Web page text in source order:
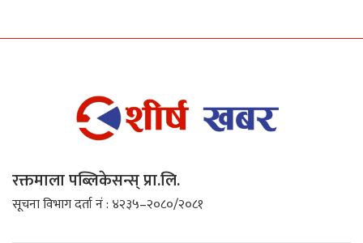
रक्तमाला पब्लिकेसन्स् प्रा.लि.
सूचना विभाग दर्ता नं : ४२३५–२०८०/२०८१